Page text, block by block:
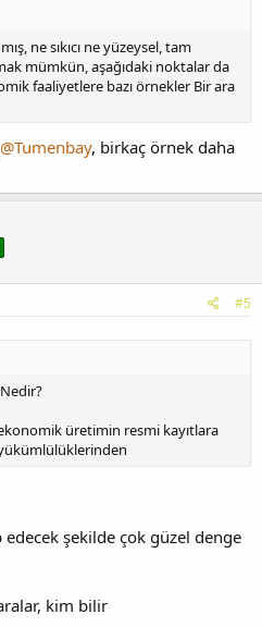
ne sıkıcı ne yüzeysel, tam
mümkün, aşağıdaki noktalar da
faaliyetlere bazı örnekler Bir ara
@Tumenbay, birkaç örnek daha
#5
üretimin resmi kayıtlara
şekilde çok güzel denge
kim bilir